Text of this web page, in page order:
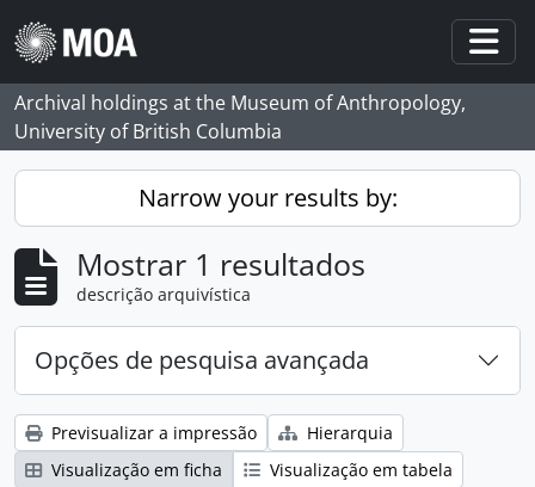
Skip to main content
Archival holdings at the Museum of Anthropology,
University of British Columbia
Narrow your results by:
Mostrar 1 resultados
descrição arquivística
Opções de pesquisa avançada
Previsualizar a impressão
Hierarquia
Visualização em ficha
Visualização em tabela